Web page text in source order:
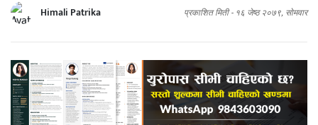
Himali Patrika प्रकाशित मिती - १६ जेष्ठ २०७९, सोमवार